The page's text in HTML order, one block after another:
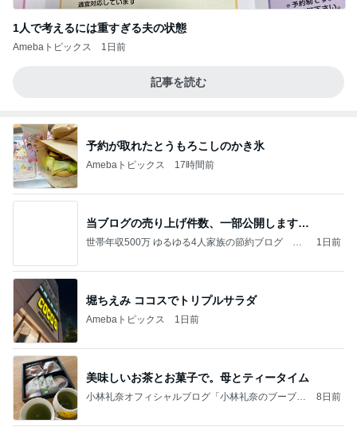
1人で考えるには重すぎる夫の状態
Amebaトピックス 1日前
記事を読む
予約が取れたとうもろこしのかき氷
Amebaトピックス 17時間前
当ブログの売り上げ件数、一部公開します…
世帯年収500万 ゆるゆる4人家族の節約ブログ 〜
1日前
堀ちえみ ココスでトリプルサラダ
Amebaトピックス 1日前
美味しいお茶とお菓子で。母とティータイム
小林礼奈オフィシャルブログ「小林礼奈のブーブー
8日前